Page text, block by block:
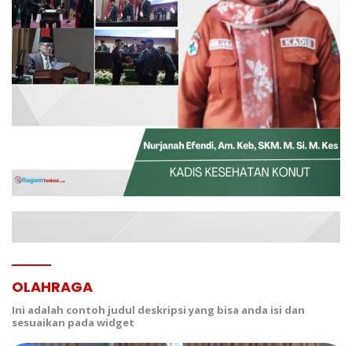
OLAHRAGA
Ini adalah contoh judul deskripsi yang bisa anda isi dan
sesuaikan pada widget